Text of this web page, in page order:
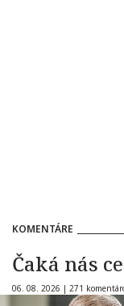
KOMENTÁRE
Čaká nás
06. 08. 2026 | 271